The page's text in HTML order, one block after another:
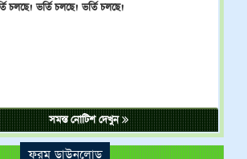
সমস্ত নোটিশ দেখুন
ফরম ডাউনলোড